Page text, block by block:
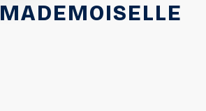
MADEMOISELLE